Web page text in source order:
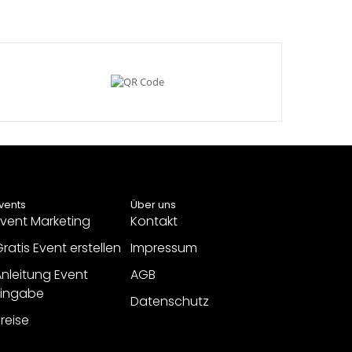
Marketing
Event erstellen
Event
Über uns
Kontakt
Impressum
AGB
Datenschutz